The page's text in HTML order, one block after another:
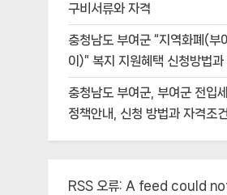
구비서류와 자격
충청남도 부여군 “지역화폐(부
이)” 복지 지원혜택 신청방법
충청남도 부여군, 부여군 전입
정책안내, 신청 방법과 자격조건
RSS 오류: A feed could